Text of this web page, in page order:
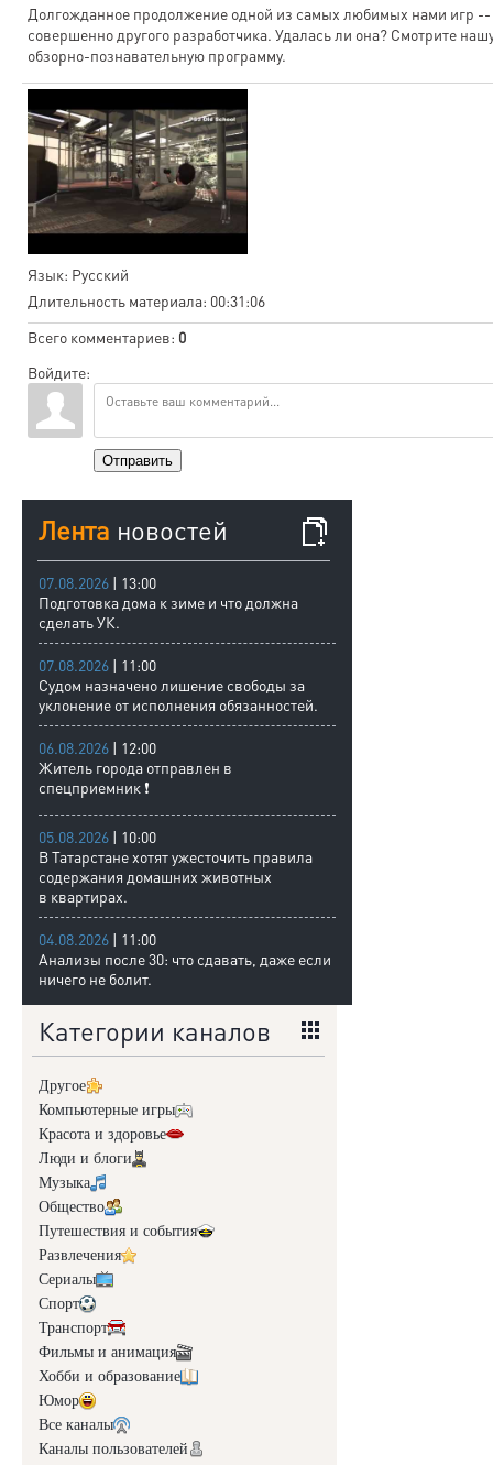
Долгожданное продолжение одной из самых любимых нами игр --
совершенно другого разработчика. Удалась ли она? Смотрите
обзорно-познавательную программу.
Язык: Русский
Длительность материала: 00:31:06
Всего комментариев: 0
Войдите:
Отправить
Лента новостей
07.08.2026 | 13:00
Подготовка дома к зиме и что должна
сделать УК.
07.08.2026 | 11:00
Судом назначено лишение свободы за
уклонение от исполнения обязанностей.
06.08.2026 | 12:00
Житель города отправлен в
спецприемник ❗
05.08.2026 | 10:00
В Татарстане хотят ужесточить правила
содержания домашних животных
в квартирах.
04.08.2026 | 11:00
Анализы после 30: что сдавать, даже если
ничего не болит.
Категории каналов
Другое
Компьютерные игры
Красота и здоровье
Люди и блоги
Музыка
Общество
Путешествия и события
Развлечения
Сериалы
Спорт
Транспорт
Фильмы и анимация
Хобби и образование
Юмор
Все каналы
Каналы пользователей